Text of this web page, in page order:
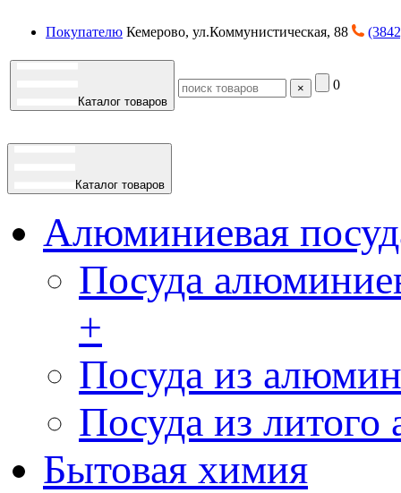
Покупателю Кемерово, ул.Коммунистическая, 88
Каталог товаров
× 0
Каталог товаров
Алюминиевая
Посуда
+
Посуда из
Посуда из
Бытовая химия